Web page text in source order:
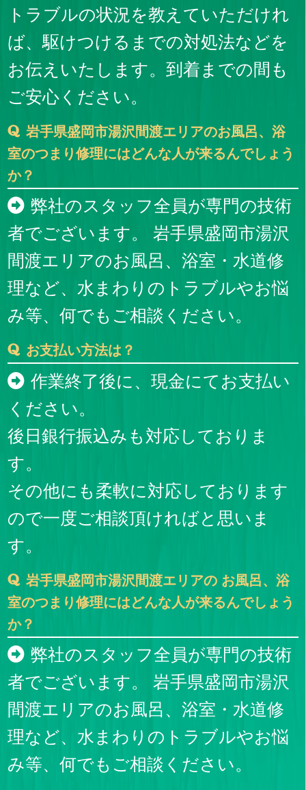
トラブルの状況を教えていただけれ
ば、駆けつけるまでの対処法などを
お伝えいたします。到着までの間も
ご安心ください。
岩手県盛岡市湯沢間渡エリアのお風呂、浴
室のつまり修理にはどんな人が来るんでしょう
か？
弊社のスタッフ全員が専門の技術
者でございます。 岩手県盛岡市湯沢
間渡エリアのお風呂、浴室・水道修
理など、水まわりのトラブルやお悩
み等、何でもご相談ください。
お支払い方法は？
作業終了後に、現金にてお支払い
ください。
後日銀行振込みも対応しておりま
す。
その他にも柔軟に対応しております
ので一度ご相談頂ければと思いま
す。
岩手県盛岡市湯沢間渡エリアの お風呂、浴
室のつまり修理にはどんな人が来るんでしょう
か？
弊社のスタッフ全員が専門の技術
者でございます。 岩手県盛岡市湯沢
間渡エリアのお風呂、浴室・水道修
理など、水まわりのトラブルやお悩
み等、何でもご相談ください。